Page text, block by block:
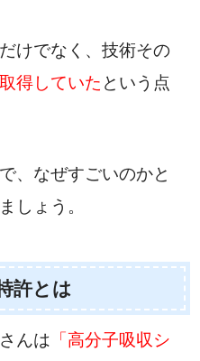
けでなく、技術その
得していた という点
、なぜすごいのかと
しょう。
許とは
んは 「高分子吸収シ